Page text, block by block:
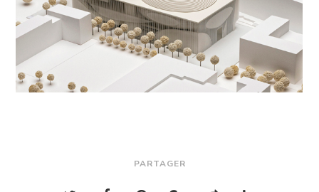
PARTAGER